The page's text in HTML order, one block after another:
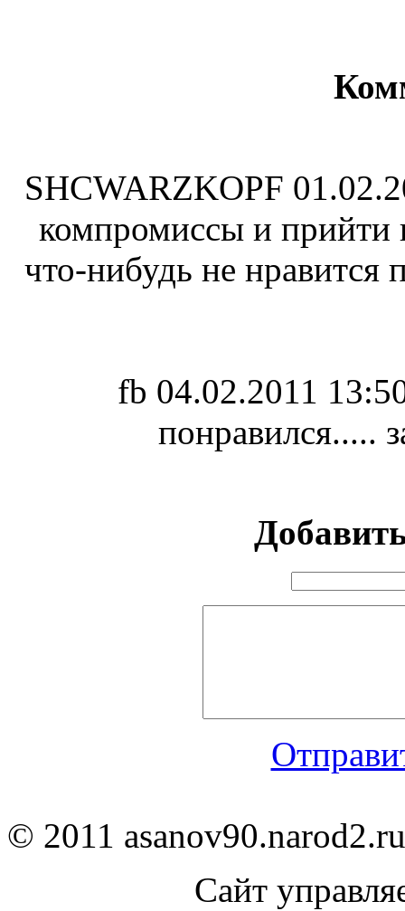
SHCWARZKOPF
компромиссы и
что-нибудь не нравится
fb 04.02.2011
понравился.....
© 2011
Сайт